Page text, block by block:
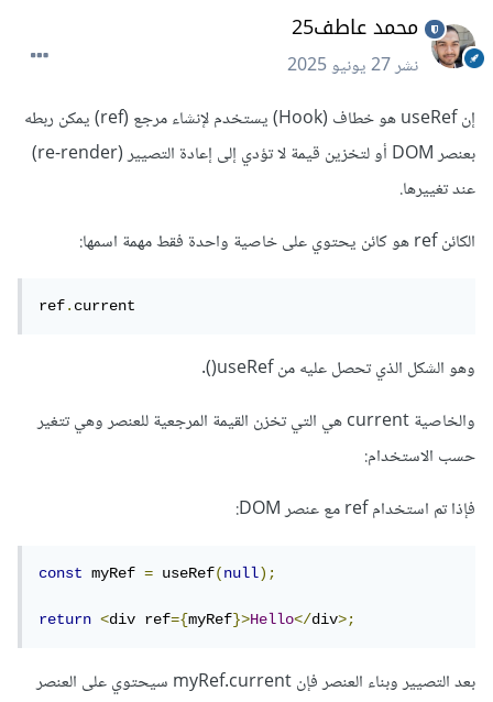
محمد عاطف25
نشر27 يونيو 2025
إن useRef هو خطاف (Hook) يستخدم لإنشاء مرجع (ref) يمكن ربطه
بعنصر DOM أو لتخزين قيمة لا تؤدي إلى إعادة التصيير (re-render)
عند تغييرها.
الكائن ref هو كائن يحتوي على خاصية واحدة فقط مهمة اسمها:
ref.
وهو الشكل الذي تحصل عليه من useRef().
والخاصية current هي التي تخزن القيمة المرجعية للعنصر وهي تتغير
حسب الاستخدام:
فإذا تم استخدام ref مع عنصر DOM:
const myRef = useRef(null);
return <div ref={myRef}>Hello</div>;
بعد التصيير وبناء العنصر فإن myRef.current سيحتوي على العنصر